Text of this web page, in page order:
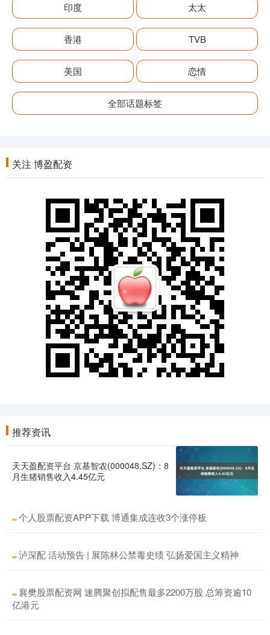
印度 太太
香港 TVB
美国 恋情
全部话题标签
关注 博盈配资
推荐资讯
天天盈配资平台 京基智农(000048.SZ)：8
月生猪销售收入4.45亿元
个人股票配资APP下载 博通集成连收3个涨停板
泸深配 活动预告 | 展陈林公禁毒史绩 弘扬爱国主义精神
襄樊股票配资网 速腾聚创拟配售最多2200万股 总筹资逾10
亿港元